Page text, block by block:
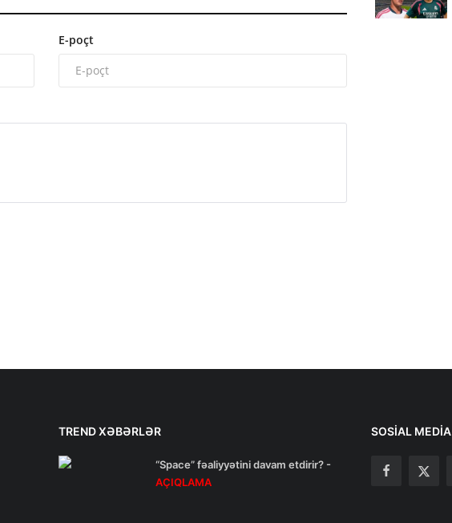
E-poçt
TREND XƏBƏRLƏR
“Space” fəaliyyətini davam etdirir? -
AÇIQLAMA
SOSIAL MEDIA